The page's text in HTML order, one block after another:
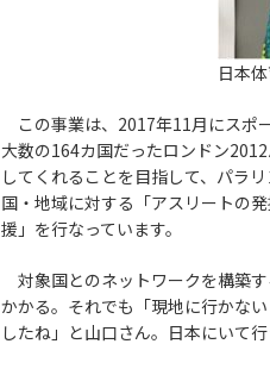
日本
この事業は、2017年11月にスポ
大数の164カ国だったロンドン
してくれることを目指して、パラ
国・地域に対する「アスリートの
援」を行なっています。
対象国とのネットワークを構築
かかる。それでも「現地に行かな
したね」と山口さん。日本にいて